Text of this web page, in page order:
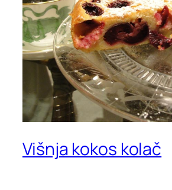
Višnja kokos kolač